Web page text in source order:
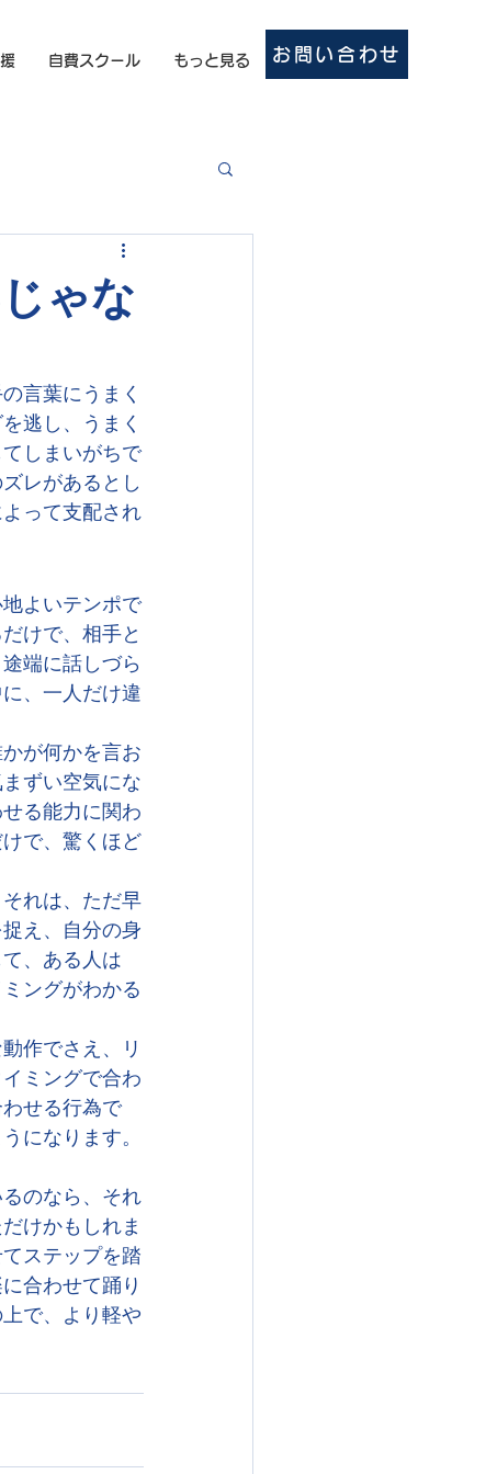
自費スクール もっと見る お問い合わせ
ゃな
言葉にうまく
逃し、うまく
しまいがちで
レがあるとし
って支配され
よいテンポで
けで、相手と
端に話しづら
、一人だけ違
が何かを言お
ずい空気にな
る能力に関わ
で、驚くほど
れは、ただ早
え、自分の身
、ある人は
ングがわかる
作でさえ、リ
ミングで合わ
せる行為で
になります。
のなら、それ
けかもしれま
ステップを踏
合わせて踊り
で、より軽や